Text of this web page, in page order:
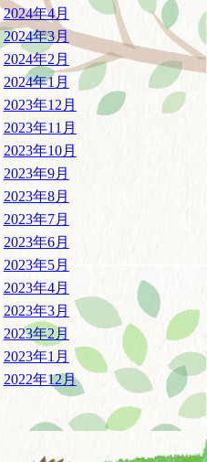
2024年4月
2024年3月
2024年2月
2024年1月
2023年12月
2023年11月
2023年10月
2023年9月
2023年8月
2023年7月
2023年6月
2023年5月
2023年4月
2023年3月
2023年2月
2023年1月
2022年12月